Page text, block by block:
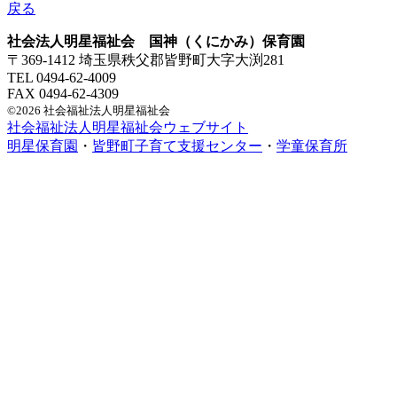
戻る
社会法人明星福祉会 国神（くにかみ）保育園
〒369-1412 埼玉県秩父郡皆野町大字大渕281
TEL 0494-62-4009
FAX 0494-62-4309
©2026 社会福祉法人明星福祉会
社会福祉法人明星福祉会ウェブサイト
明星保育園 ・ 皆野町子育て支援センター ・ 学童保育所